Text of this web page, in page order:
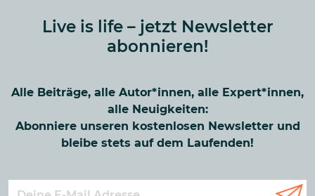
Live is life – jetzt Newsletter
abonnieren!
Alle Beiträge, alle Autor*innen, alle Expert*innen,
alle Neuigkeiten:
Abonniere unseren kostenlosen Newsletter und
bleibe stets auf dem Laufenden!